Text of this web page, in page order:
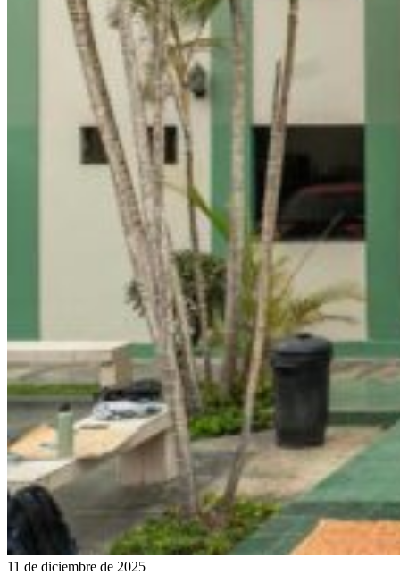
11 de diciembre de 2025